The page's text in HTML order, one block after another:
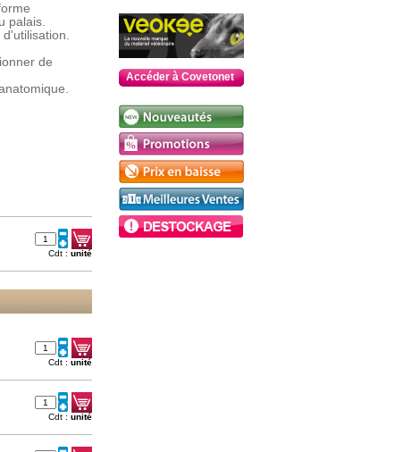
palais.
de
Cdt : unité
Cdt : unité
Cdt : unité
Accéder à Covetonet